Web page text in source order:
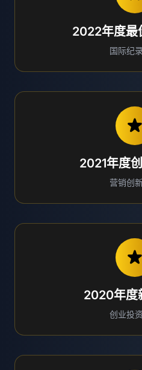
2022年度最
国际纪
2021年度
营销创
2020年度
创业投